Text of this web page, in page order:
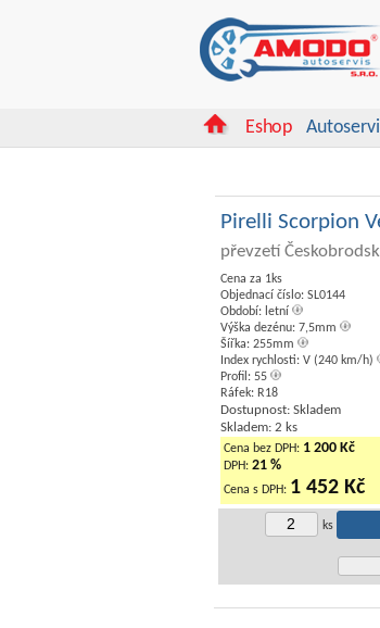
Eshop
Pirelli Scorpion
převzetí
Cena za 1ks
Objednací číslo: SL0144
Období: letní
Výška dezénu: 7,5mm
Šířka: 255mm
Index rychlosti: V (240 km/h)
Profil: 55
Ráfek: R18
Dostupnost: Skladem
Skladem: 2 ks
Cena bez DPH: 1 200 Kč
DPH: 21 %
Cena s DPH: 1 452 Kč
ks